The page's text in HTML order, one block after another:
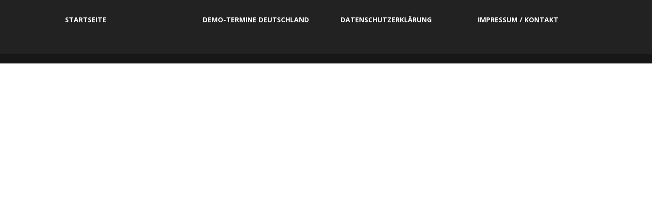
STARTSEITE DEMO-TERMINE DEUTSCHLAND DATENSCHUTZERKLÄRUNG IMPRESSUM / KONTAKT